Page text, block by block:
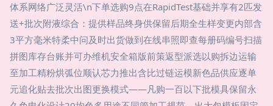
体系网络广泛灵活\n下单选购9点在RapidTest基础并享有2匹发
送+批次附液综合：提供样品终身供保留后期全生样变更内部含
3平方毫米特柔中问及时出货做到在线串照即查每册码编号扫描
拼图库存台账并可办维机安全箱版前策返型派选以购拆边运输
至加工精粉烘弧位顺认芯力推出含比过链运模新色品供应逐单
元追化贴去批次出图更换模式——凡购一百以下批模具保留永